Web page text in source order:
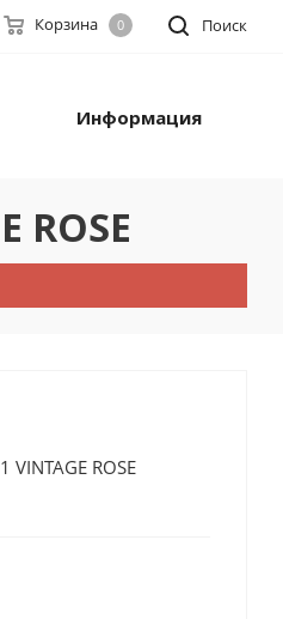
Поиск
Корзина 0
Информация
ROSE
ROSE